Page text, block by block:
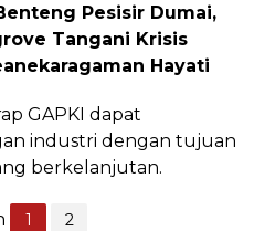
Pesisir Dumai,
Tangani Krisis
Hayati
GAPKI dapat
industri dengan tujuan
berkelanjutan.
1 2